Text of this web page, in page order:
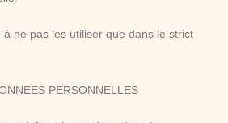
à ne pas les utiliser que dans le strict
PERSONNELLES